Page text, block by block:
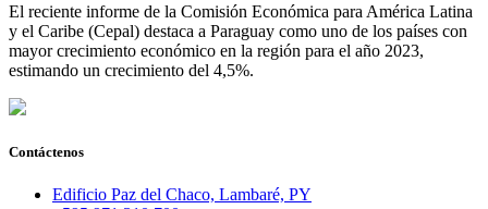
El reciente informe de la Comisión Económica para América Latina
y el Caribe (Cepal) destaca a Paraguay como uno de los países con
mayor crecimiento económico en la región para el año 2023,
estimando un crecimiento del 4,5%.
Contáctenos
Edificio Paz del Chaco, Lambaré, PY